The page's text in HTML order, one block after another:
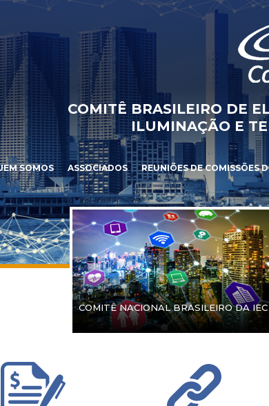
COMITÊ BRASILEIRO DE
ILUMINAÇÃO E
SOMOS ASSOCIADOS REUNIÕES DE COMISSÕES
COMITÊ NACIONAL BRASILEIRO DA IEC